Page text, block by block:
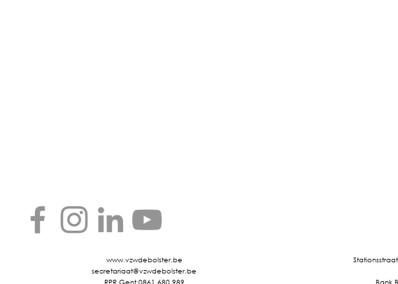
www.vzwdebolster.be
secretariaat@vzwdebolster.be